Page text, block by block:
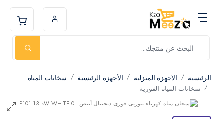
الرئيسية الاجهزة المنزلية الأجهزة الرئيسية
سخانات المياه
سخانات المياه الفورية